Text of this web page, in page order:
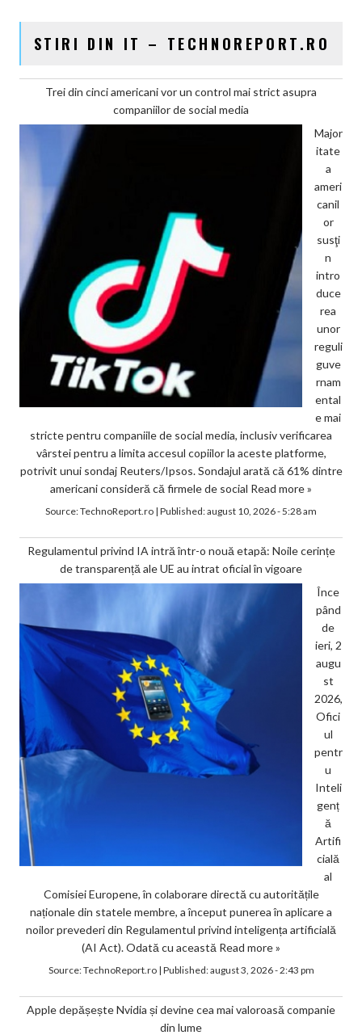
STIRI DIN IT – TECHNOREPORT.RO
Trei din cinci americani vor un control mai strict asupra
companiilor de social media
Major
itate
a
ameri
canil
or
susţi
n
intro
duce
rea
unor
reguli
guve
rnam
ental
e mai
stricte pentru companiile de social media, inclusiv verificarea
vârstei pentru a limita accesul copiilor la aceste platforme,
potrivit unui sondaj Reuters/Ipsos. Sondajul arată că 61% dintre
americani consideră că firmele de social Read more »
Source:TechnoReport.ro | Published:august 10, 2026 - 5:28 am
Regulamentul privind IA intră într-o nouă etapă: Noile cerințe
de transparență ale UE au intrat oficial în vigoare
Înce
pând
de
ieri, 2
augu
st
2026,
Ofici
ul
pentr
u
Inteli
genț
ă
Artifi
cială
al
Comisiei Europene, în colaborare directă cu autoritățile
naționale din statele membre, a început punerea în aplicare a
noilor prevederi din Regulamentul privind inteligența artificială
(AI Act). Odată cu această Read more »
Source:TechnoReport.ro| Published:august 3, 2026 - 2:43 pm
Apple depășește Nvidia și devine cea mai valoroasă companie
din lume